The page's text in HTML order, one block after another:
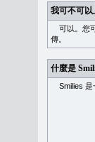
我可不可以
可以。您
傳。
什麼是
Smilies 是